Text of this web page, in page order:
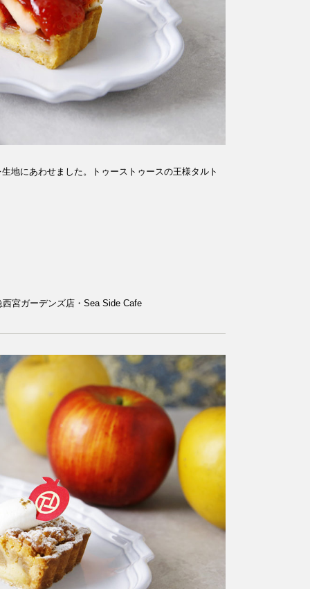
地にあわせました。トゥーストゥースの王様タルト
宮ガーデンズ店・Sea Side Cafe